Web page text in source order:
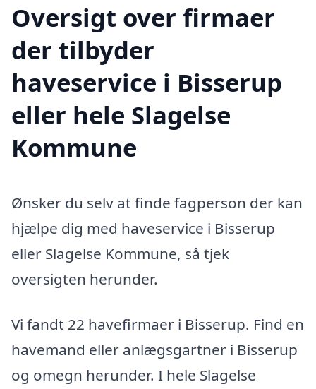
Oversigt over firmaer
der tilbyder
haveservice i Bisserup
eller hele Slagelse
Kommune
Ønsker du selv at finde fagperson der kan
hjælpe dig med haveservice i Bisserup
eller Slagelse Kommune, så tjek
oversigten herunder.
Vi fandt 22 havefirmaer i Bisserup. Find en
havemand eller anlægsgartner i Bisserup
og omegn herunder. I hele Slagelse